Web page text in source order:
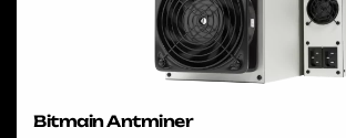
Bitmain Antminer